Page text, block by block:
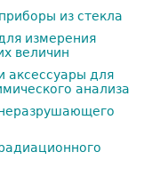
из стекла
измерения
величин
аксессуары для
анализа